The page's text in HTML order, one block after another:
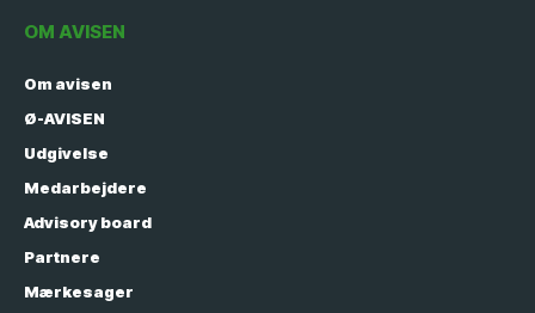
OM AVISEN
Om avisen
Ø-AVISEN
Udgivelse
Medarbejdere
Advisory board
Partnere
Mærkesager